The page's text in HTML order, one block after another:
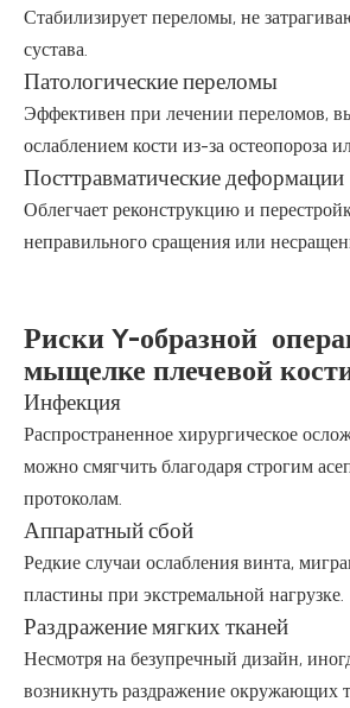
Стабилизирует переломы, не
сустава.
Патологические переломы
Эффективен при лечении переломов,
ослаблением кости из-за остеопороза
Посттравматические деформации
Облегчает реконструкцию и
неправильного сращения или
Риски Y-образной
мыщелке плечевой
Инфекция
Распространенное хирургическое
можно смягчить благодаря строгим
протоколам.
Аппаратный сбой
Редкие случаи ослабления винта,
пластины при экстремальной нагрузке.
Раздражение мягких тканей
Несмотря на безупречный дизайн,
возникнуть раздражение окружающих